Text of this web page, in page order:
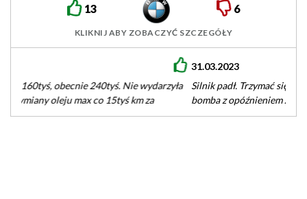
13 6
KLIKNIJ ABY ZOBACZYĆ SZCZEGÓŁY
Silnik padł. Trzymać się z daleka. Panewki wywalone. Tykająca
bomba z opóźnieniem zapłonem, ale Niemcy się cieszą, bo
koncerny utrzymują się głównie z serwisu,…